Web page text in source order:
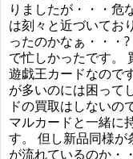
りましたが・・・危
は刻々と近づいてお
ったのかなぁ・・・
で忙しかったです。
遊戯王カードなので
が多いのには困って
ドの買取はしないの
マルカードと一緒に
す。 但し新品同様
が流れているのか・